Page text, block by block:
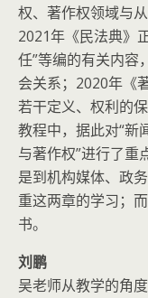
权、著作权领域与
2021年《民法典》
任”等编的有关内容
会关系；2020年《
若干定义、权利的
教程中，据此对“新
与著作权”进行了重
是到机构媒体、政
重这两章的学习；
书。
刘鹏
吴老师从教学的角